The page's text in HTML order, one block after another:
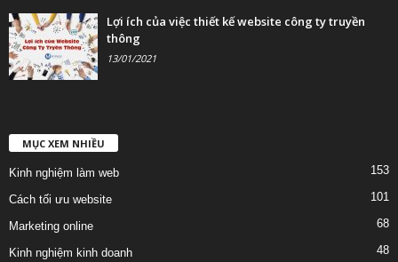
Lợi ích của việc thiết kế website công ty truyền
thông
13/01/2021
MỤC XEM NHIỀU
Kinh nghiệm làm web 153
Cách tối ưu website 101
Marketing online 68
Kinh nghiệm kinh doanh 48